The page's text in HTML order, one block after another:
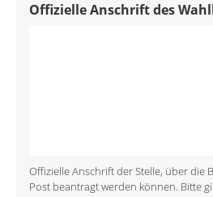
Offizielle Anschrift des
Offizielle Anschrift der Stelle, über die
Post beantragt werden können. Bitte